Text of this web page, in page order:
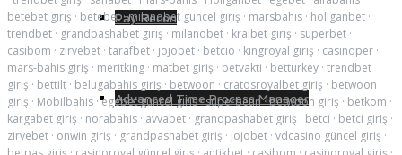
Pay Recon
Advanced Time Process Manager
betebet giriş · betebet·milanobet güncel giriş · marsbahis · holiganbet ·
trendbet · grandpashabet giriş · milanobet · kralbet giriş · superbet ·
casibom · zirvebet · tarafbet · jojobet · betcio · kingroyal giriş · casinoper ·
mars-bahis giriş · meritking · matbet giriş · betvakti · betturkey · trendbet
giriş · bettilt · belugabahis giriş · betwoon · cratosroyalbet giriş · betwoon
giriş · Mobilbahis ·egebet güncel giris·süperbetin·betwoon giriş · betkom ·
kargabet giriş · norabahis · avvabet · grandpashabet giriş · betci · betci giriş ·
zirvebet · onwin giriş · grandpashabet giriş · jojobet · vdcasino güncel giriş ·